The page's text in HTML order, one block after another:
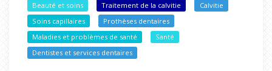
Beauté et soins
Traitement de la calvitie
Calvitie
Soins capillaires
Prothèses dentaires
Maladies et problèmes de santé
Santé
Dentistes et services dentaires